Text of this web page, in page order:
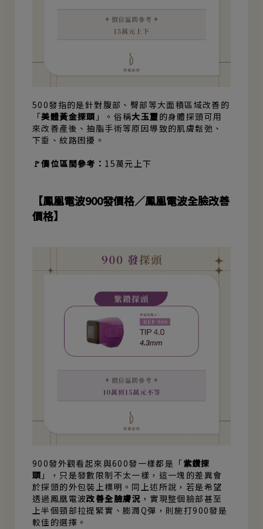
500發指的是針對腹部、臀部等大面積區域改善的
「美體黃金探頭 」。俗稱大玉璽的身體探頭可用
來改善產後、抽脂手術等原因導致的肌膚鬆弛、
下垂、紋路困擾。
🚩價位區間參考： 15萬元上下
【鳳凰電波900發價格／鳳凰電波全臉改善
價格】
900發外觀看起來與600發一樣都是「紫鑽探
頭 」，只是發數限制不太一樣，這一塊的差異會
於探頭的外包裝上標明。同上述所說，若是希望
透過鳳凰電波改善全臉膚況 ，實現整個臉部甚至
上半個頸部拉提緊實、膨潤Q彈，則施打900發是
較佳的選擇。